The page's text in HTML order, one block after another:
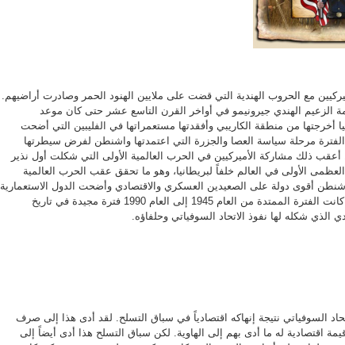
مع الحروب الهندية التي قضت على ملايين الهنود الحمر وصادرت أراضيهم.
الزعيم الهندي جيرونيمو في أواخر القرن التاسع عشر حتى كان موعد
أخرجتها من منطقة الكاريبي وأفقدتها مستعمراتها في الفليبين التي أضحت
مرحلة سياسة العصا والجزرة التي اعتمدتها واشنطن لفرض سيطرتها
أعقب ذلك مشاركة الأميركيين في الحرب العالمية الأولى التي شكلت أول نذير
الأولى في العالم خلفاً لبريطانيا، وهو ما تحقق عقب الحرب العالمية
أقوى دولة على الصعيدين العسكري والاقتصادي وأضحت الدول الاستعمارية
كبريطانيا وفرنسا وغيرها تابعة لها. كانت الفترة الممتدة من العام 1945 إلى العام 1990 فترة مجيدة في تاريخ
الذي شكله لها نفوذ الاتحاد السوفياتي وحلفاؤه.
السوفياتي نتيجة إنهاكه اقتصادياً في سباق التسلح. لقد أدى هذا إلى صرف
اقتصادية له ما أدى بهم إلى الهاوية. لكن سباق التسلح هذا أدى أيضاً إلى